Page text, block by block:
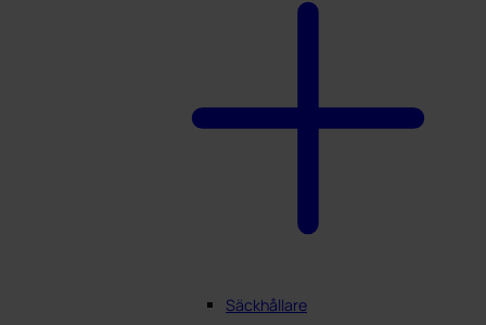
Säckhållare